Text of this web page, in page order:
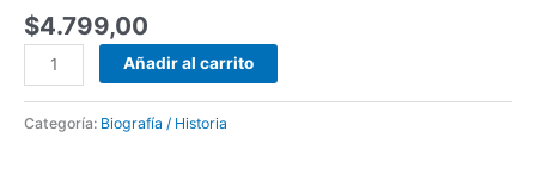
$4.799,00
Añadir al carrito
Categoría: Biografía / Historia